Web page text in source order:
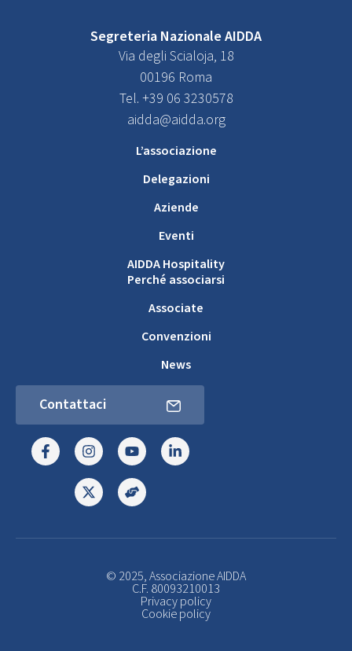
Segreteria Nazionale AIDDA
Via degli Scialoja, 18
00196 Roma
Tel. +39 06 3230578
aidda@aidda.org
L’associazione
Delegazioni
Aziende
Eventi
AIDDA Hospitality
Perché associarsi
Associate
Convenzioni
News
Contattaci
© 2025, Associazione AIDDA
C.F. 80093210013
Privacy policy
Cookie policy